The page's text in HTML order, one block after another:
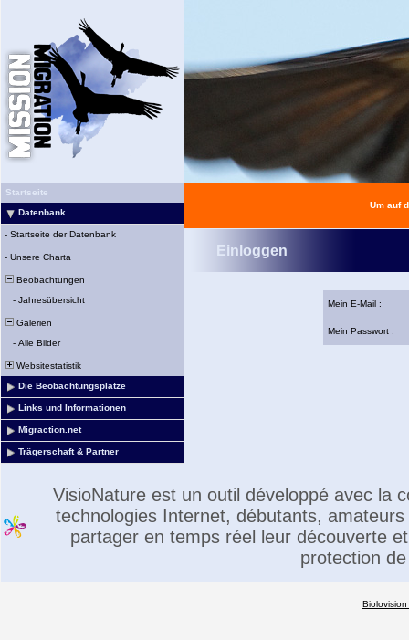
Startseite
Datenbank
- Startseite der Datenbank
- Unsere Charta
Beobachtungen
- Jahresübersicht
Galerien
- Alle Bilder
Websitestatistik
Die Beobachtungsplätze
Links und Informationen
Migraction.net
Trägerschaft & Partner
Um auf
Einloggen
Mein E-Mail :
Mein Passwort :
VisioNature est un outil développé avec la
technologies Internet, débutants,
partager en temps réel leur découverte
protection
Biolovision